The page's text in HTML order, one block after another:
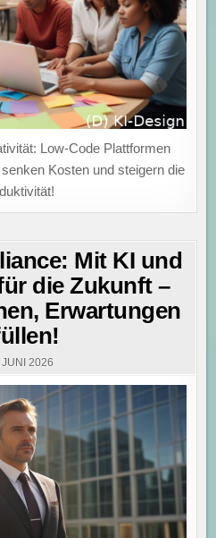
Low-Code Plattformen
Kosten und steigern die
Mit KI und
die Zukunft –
Erwartungen
2026